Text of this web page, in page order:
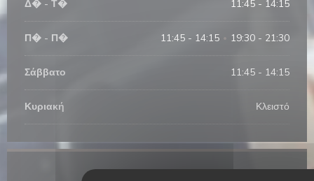
Δ� - Τ� 11:45 - 14:15
Π� - Π� 11:45 - 14:15 • 19:30 - 21:30
Σάββατο 11:45 - 14:15
Κυριακή Κλειστό